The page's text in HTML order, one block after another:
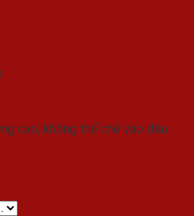
cao, không thể chê vào đâu